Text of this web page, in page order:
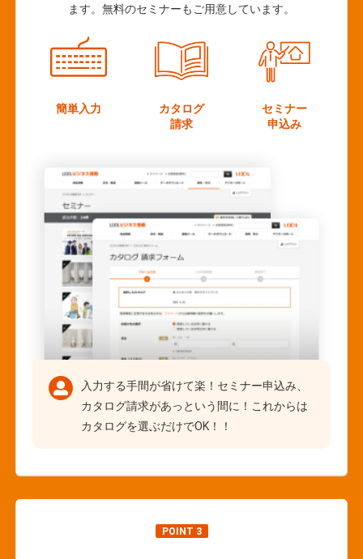
ます。無料のセミナーもご用意しています。
簡単入力
カタログ
請求
セミナー
申込み
入力する手間が省けて楽！セミナー申込み、
カタログ請求があっという間に！これからは
カタログを選ぶだけでOK！！
POINT 3